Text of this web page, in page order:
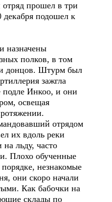
прошел в три
декабря подошел к
назначены
полков, в том
донцов. Штурм был
зажгла
Инкоо, и они
освещая
отрядом
их вдоль реки
на льду, часто
Плохо обученные
незнакомые
они скоро начали
Как бабочки на
склады по